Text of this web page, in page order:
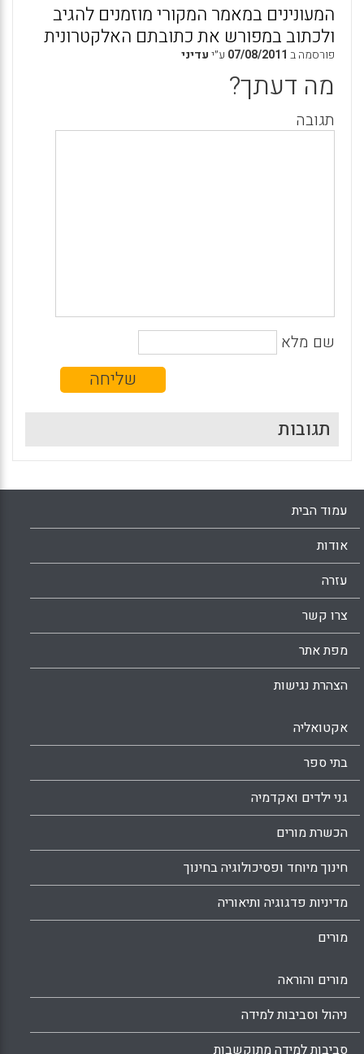
המעונינים במאמר המקורי מוזמנים להגיב
ולכתוב במפורש את כתובתם האלקטרונית
פורסמה ב 07/08/2011 ע״יעדיני
מה דעתך?
תגובה
שם מלא
תגובות
עמוד הבית
אודות
עזרה
צרו קשר
מפת אתר
הצהרת נגישות
אקטואליה
בתי ספר
גני ילדים ואקדמיה
הכשרת מורים
חינוך מיוחד ופסיכולוגיה בחינוך
מדיניות פדגוגיה ותיאוריה
מורים
מורים והוראה
ניהול וסביבות למידה
סביבות למידה מתוקשבות